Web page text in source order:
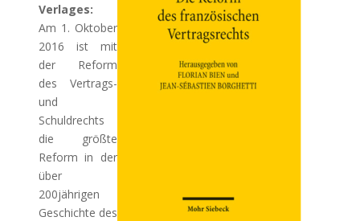
Verlages:
Am 1. Oktober
2016 ist mit
der Reform
des Vertrags-
und
Schuldrechts
die größte
Reform in der
über
200jährigen
Geschichte des